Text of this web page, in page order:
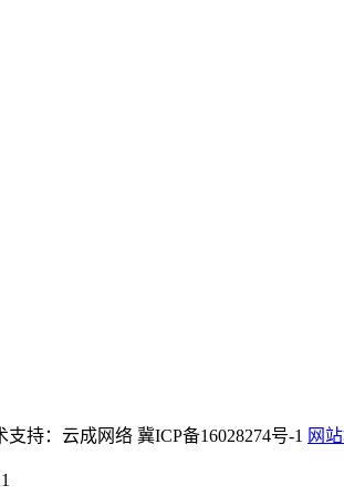
持：云成网络 冀ICP备16028274号-1 网